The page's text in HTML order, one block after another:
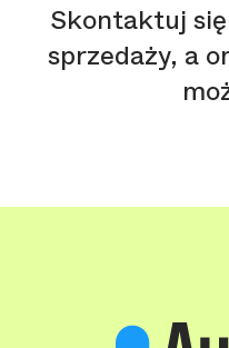
Skontaktuj się
sprzedaży, a